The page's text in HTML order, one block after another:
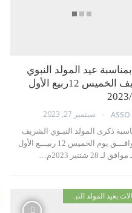
عيد المولد النبوي
الشريف الخميس 12ربيع الأول
ASSO سبتمبر 27, 2023
ذكرى المولد النبـوي الشريف
الذي يوافـــق يوم الخميس 12 ربيـــع الأول
الإحتفالات بعيد المولد النبوي